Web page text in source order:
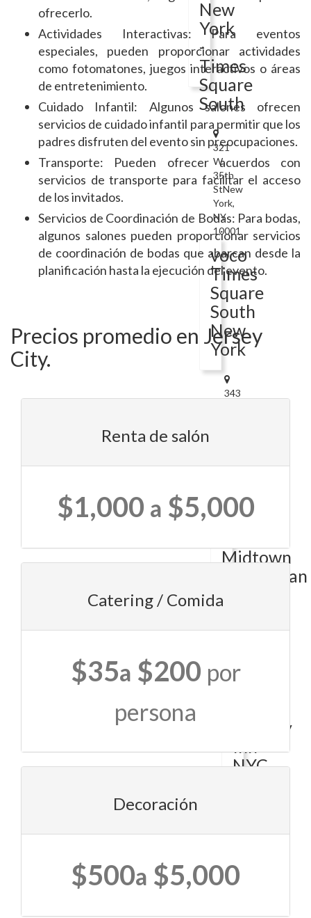
New
York
-
Times
Square
South
321
W
35th
StNew
York,
NY
10001
voco
Times
Square
South
New
York
343
Crowne
Plaza
Midtown
Manhattan
W
York,
Holiday
Inn
NYC
Side
ofrecerlo.
Actividades Interactivas: Para eventos
especiales, pueden proporcionar actividades
como fotomatones, juegos interactivos o áreas
de entretenimiento.
Cuidado Infantil: Algunos salones ofrecen
servicios de cuidado infantil para permitir que los
padres disfruten del evento sin preocupaciones.
Transporte: Pueden ofrecer acuerdos con
servicios de transporte para facilitar el acceso
de los invitados.
Servicios de Coordinación de Bodas: Para bodas,
algunos salones pueden proporcionar servicios
de coordinación de bodas que abarcan desde la
planificación hasta la ejecución del evento.
Precios promedio en Jersey
City.
Renta de salón
$1,000 a $5,000
Catering / Comida
$35a $200 por
persona
Decoración
$500a $5,000